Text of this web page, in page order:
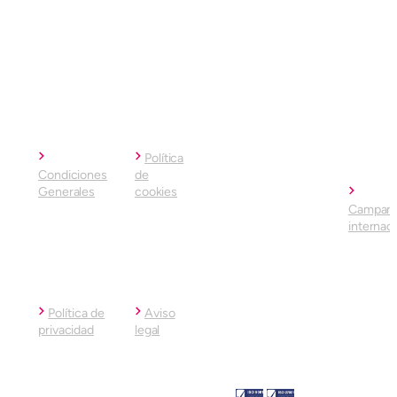
Condiciones
Generales
Política
de
cookies
Política de
privacidad
Aviso
legal